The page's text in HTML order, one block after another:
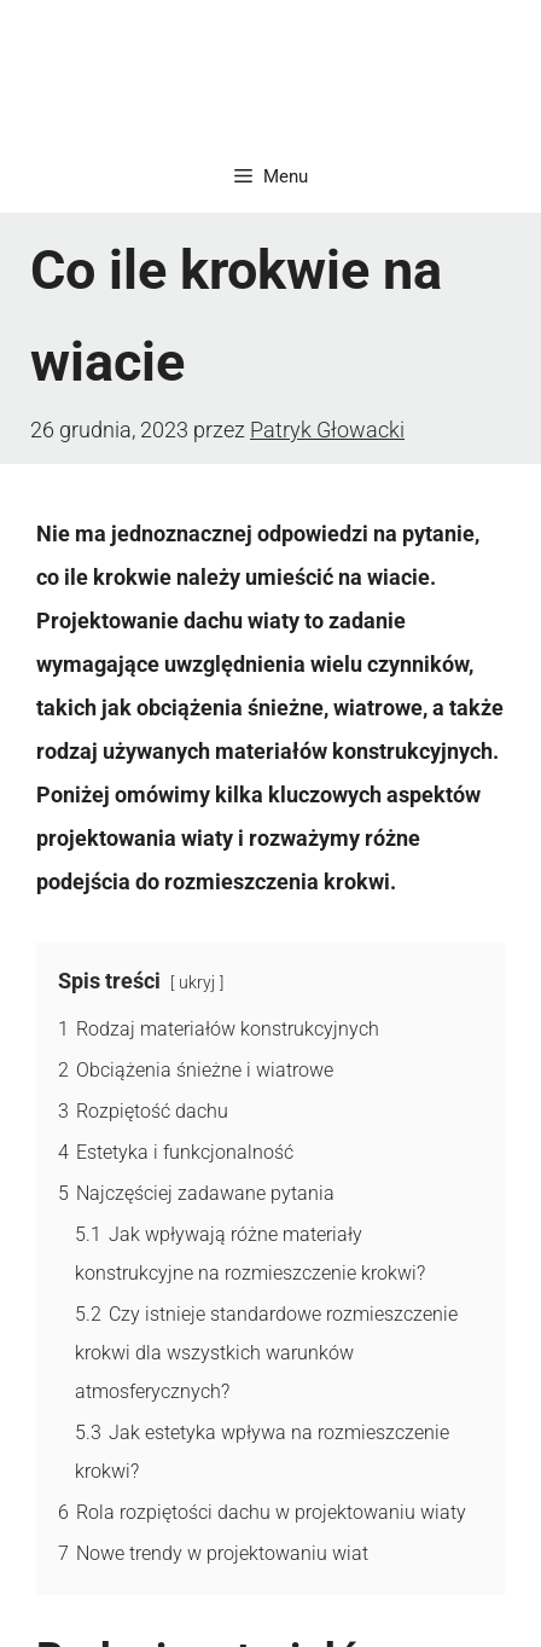
Menu
Co ile krokwie na
wiacie
26 grudnia, 2023 przez Patryk Głowacki
Nie ma jednoznacznej odpowiedzi na pytanie,
co ile krokwie należy umieścić na wiacie.
Projektowanie dachu wiaty to zadanie
wymagające uwzględnienia wielu czynników,
takich jak obciążenia śnieżne, wiatrowe, a także
rodzaj używanych materiałów konstrukcyjnych.
Poniżej omówimy kilka kluczowych aspektów
projektowania wiaty i rozważymy różne
podejścia do rozmieszczenia krokwi.
Spis treści ukryj
1 Rodzaj materiałów konstrukcyjnych
2 Obciążenia śnieżne i wiatrowe
3 Rozpiętość dachu
4 Estetyka i funkcjonalność
5 Najczęściej zadawane pytania
5.1 Jak wpływają różne materiały
konstrukcyjne na rozmieszczenie krokwi?
5.2 Czy istnieje standardowe rozmieszczenie
krokwi dla wszystkich warunków
atmosferycznych?
5.3 Jak estetyka wpływa na rozmieszczenie
krokwi?
6 Rola rozpiętości dachu w projektowaniu wiaty
7 Nowe trendy w projektowaniu wiat